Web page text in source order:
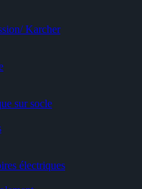
Karcher
sur socle
électriques